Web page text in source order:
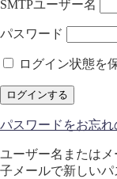
SMTPユーザー名
パスワード
ログイン状態を
パスワードをお忘れ
ユーザー名または
子メールで新しい